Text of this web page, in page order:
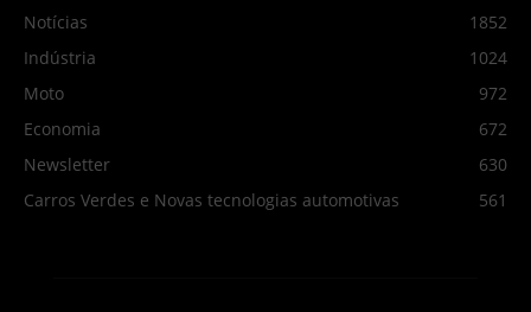
Notícias
1852
Indústria
1024
Moto
972
Economia
672
Newsletter
630
Carros Verdes e Novas tecnologias automotivas
561